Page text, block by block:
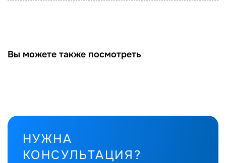
Вы можете также посмотреть
НУЖНА
КОНСУЛЬТАЦИЯ?